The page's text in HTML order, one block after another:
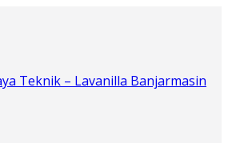
Teknik – Lavanilla Banjarmasin